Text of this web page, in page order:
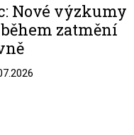
Nové výzkumy
zatmění